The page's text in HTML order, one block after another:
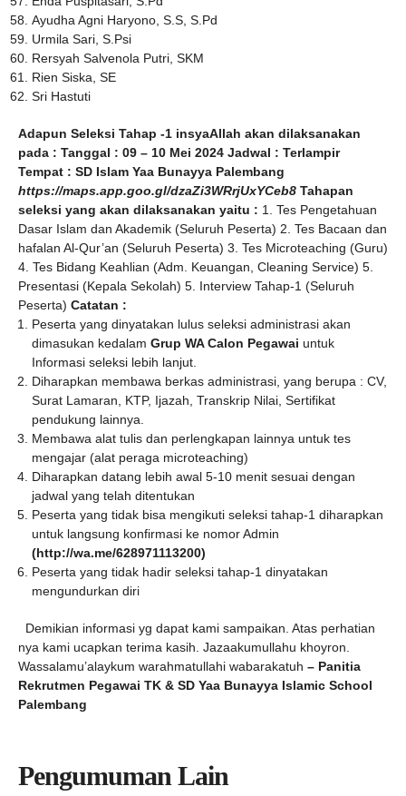
Ayudha Agni Haryono, S.S, S.Pd
Urmila Sari, S.Psi
Rersyah Salvenola Putri, SKM
Rien Siska, SE
Sri Hastuti
Adapun Seleksi Tahap -1 insyaAllah akan dilaksanakan
pada : Tanggal : 09 – 10 Mei 2024 Jadwal : Terlampir
Tempat : SD Islam Yaa Bunayya Palembang
https://maps.app.goo.gl/dzaZi3WRrjUxYCeb8 Tahapan
seleksi yang akan dilaksanakan yaitu : 1. Tes Pengetahuan
Dasar Islam dan Akademik (Seluruh Peserta) 2. Tes Bacaan dan
hafalan Al-Qur’an (Seluruh Peserta) 3. Tes Microteaching (Guru)
4. Tes Bidang Keahlian (Adm. Keuangan, Cleaning Service) 5.
Presentasi (Kepala Sekolah) 5. Interview Tahap-1 (Seluruh
Peserta) Catatan :
Peserta yang dinyatakan lulus seleksi administrasi akan
dimasukan kedalam Grup WA Calon Pegawai untuk
Informasi seleksi lebih lanjut.
Diharapkan membawa berkas administrasi, yang berupa : CV,
Surat Lamaran, KTP, Ijazah, Transkrip Nilai, Sertifikat
pendukung lainnya.
Membawa alat tulis dan perlengkapan lainnya untuk tes
mengajar (alat peraga microteaching)
Diharapkan datang lebih awal 5-10 menit sesuai dengan
jadwal yang telah ditentukan
Peserta yang tidak bisa mengikuti seleksi tahap-1 diharapkan
untuk langsung konfirmasi ke nomor Admin
(http://wa.me/628971113200)
Peserta yang tidak hadir seleksi tahap-1 dinyatakan
mengundurkan diri
Demikian informasi yg dapat kami sampaikan. Atas perhatian
nya kami ucapkan terima kasih. Jazaakumullahu khoyron.
Wassalamu’alaykum warahmatullahi wabarakatuh – Panitia
Rekrutmen Pegawai TK & SD Yaa Bunayya Islamic School
Palembang
Pengumuman Lain